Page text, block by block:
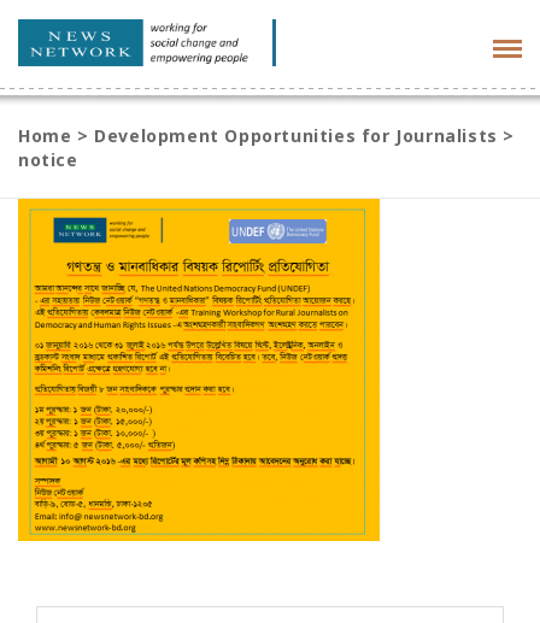
Home > Development Opportunities for Journalists >
notice